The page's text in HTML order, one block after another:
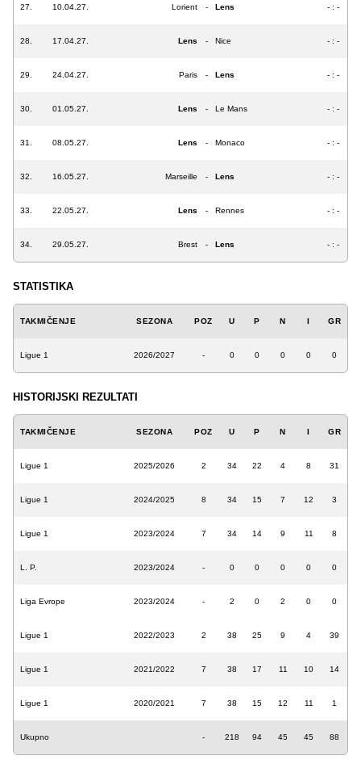
27. 10.04.27. Lorient - Lens - : -
28. 17.04.27. Lens - Nice - : -
29. 24.04.27. Paris - Lens - : -
30. 01.05.27. Lens - Le Mans - : -
31. 08.05.27. Lens - Monaco - : -
32. 16.05.27. Marseille - Lens - : -
33. 22.05.27. Lens - Rennes - : -
34. 29.05.27. Brest - Lens - : -
STATISTIKA
TAKMIČENJE SEZONA POZ U P N I GR
Ligue 1 2026/2027 - 0 0 0 0 0
HISTORIJSKI REZULTATI
TAKMIČENJE SEZONA POZ U P N I GR
Ligue 1 2025/2026 2 34 22 4 8 31
Ligue 1 2024/2025 8 34 15 7 12 3
Ligue 1 2023/2024 7 34 14 9 11 8
L. P. 2023/2024 - 0 0 0 0 0
Liga Evrope 2023/2024 - 2 0 2 0 0
Ligue 1 2022/2023 2 38 25 9 4 39
Ligue 1 2021/2022 7 38 17 11 10 14
Ligue 1 2020/2021 7 38 15 12 11 1
Ukupno - 218 94 45 45 88